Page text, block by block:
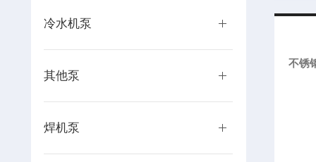
冷水机泵
其他泵
焊机泵
不锈